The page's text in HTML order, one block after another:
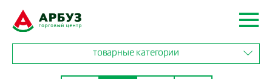
товарные категории